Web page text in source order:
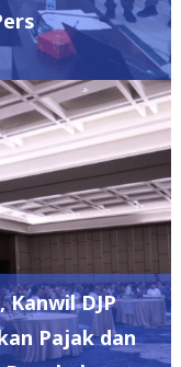
Kanwil DJP
Pajak dan